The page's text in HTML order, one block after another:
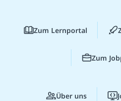
Zum Lernportal
Zum
Über uns